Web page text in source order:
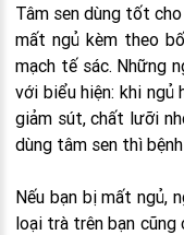
Tâm sen dùng tốt
mất ngủ kèm theo
mạch tế sác. Những
với biểu hiện: khi ngủ
giảm sút, chất lưỡi
dùng tâm sen thì
Nếu bạn bị mất ngủ,
loại trà trên bạn cũng